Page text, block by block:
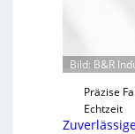
Bild: B&R
Präzise
Echtzeit